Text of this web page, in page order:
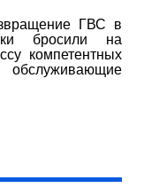
ГВС в
бросили на
компетентных